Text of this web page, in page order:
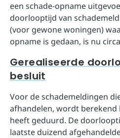
een schade-opname
doorlooptijd van
(voor gewone woningen)
opname is gedaan, is nu
Gerealiseerde
besluit
Voor de schademeldingen
afhandelen, wordt
heeft geduurd. De
laatste duizend